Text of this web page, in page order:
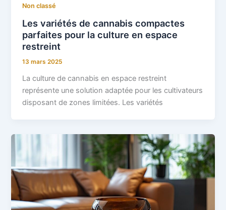
Non classé
Les variétés de cannabis compactes
parfaites pour la culture en espace
restreint
13 mars 2025
La culture de cannabis en espace restreint
représente une solution adaptée pour les cultivateurs
disposant de zones limitées. Les variétés